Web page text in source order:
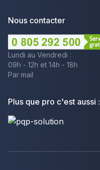
Nous contacter
Lundi au Vendredi :
09h - 12h et 14h - 18h
Par mail
Plus que pro c'est aussi :